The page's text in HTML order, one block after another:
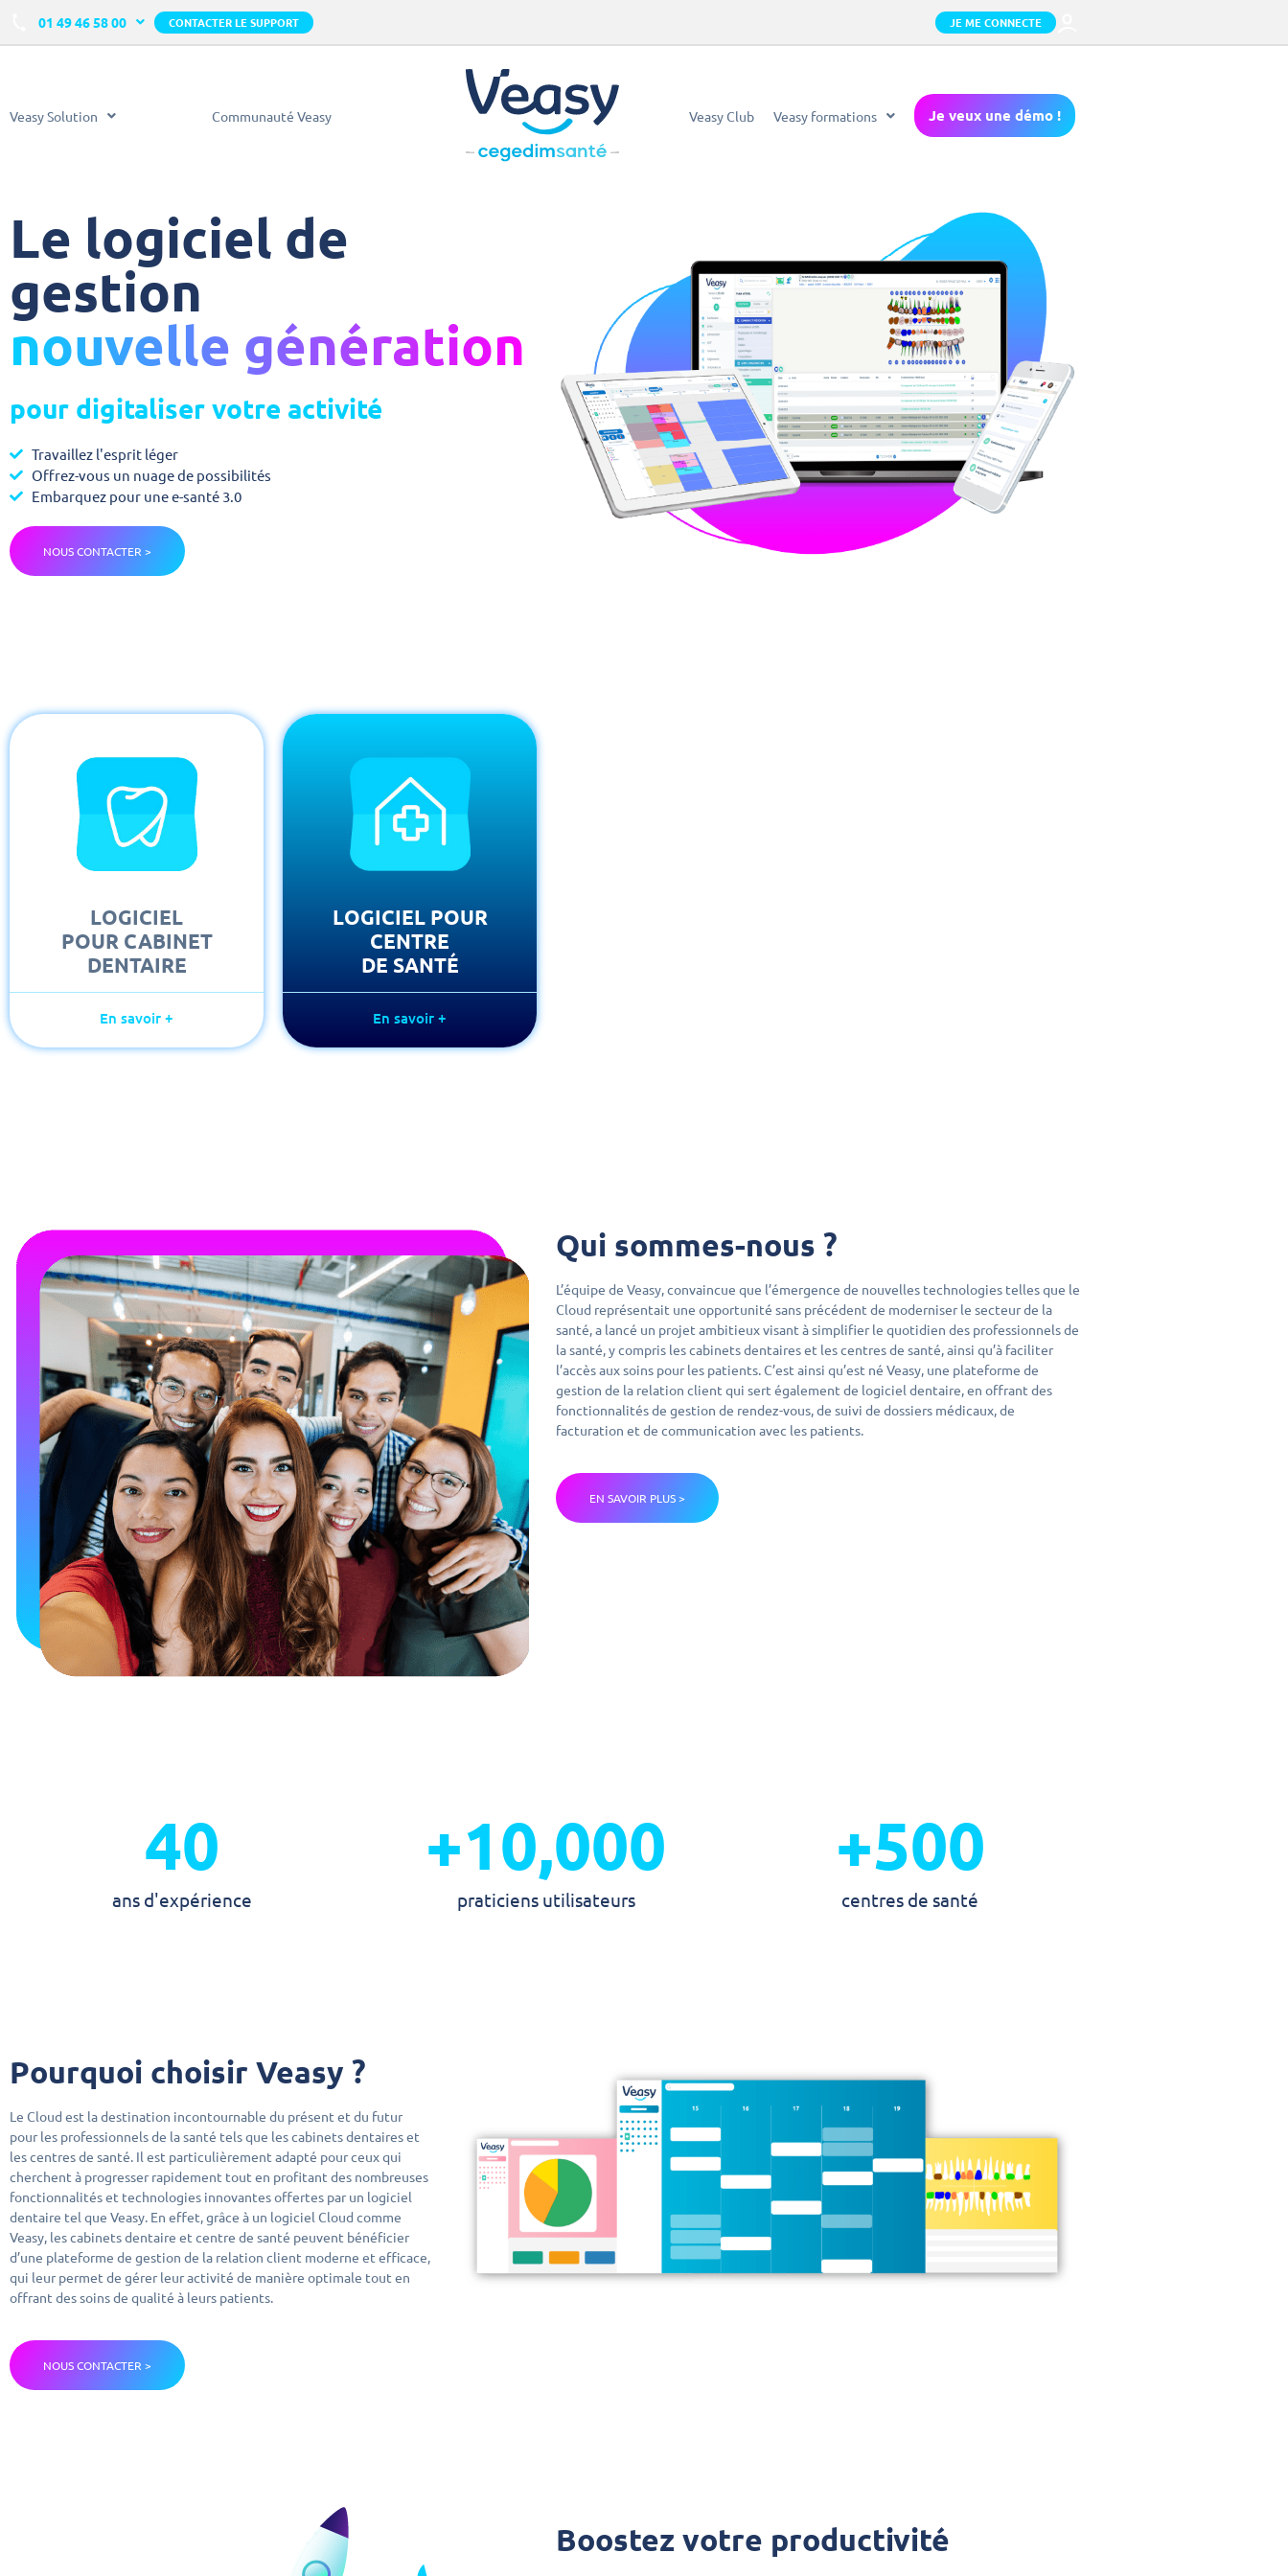
01 49 46 58 00 CONTACTER LE SUPPORT JE ME CONNECTE
Veasy Solution Communauté Veasy Veasy Club Veasy formations Je veux une démo !
Le logiciel de
gestion
nouvelle génération
pour digitaliser votre activité
Travaillez l'esprit léger
Offrez-vous un nuage de possibilités
Embarquez pour une e-santé 3.0
NOUS CONTACTER >
LOGICIEL
POUR CABINET
DENTAIRE
En savoir +
LOGICIEL POUR
CENTRE
DE SANTÉ
En savoir +
Qui sommes-nous ?
L’équipe de Veasy, convaincue que l’émergence de nouvelles technologies telles que le
Cloud représentait une opportunité sans précédent de moderniser le secteur de la
santé, a lancé un projet ambitieux visant à simplifier le quotidien des professionnels de
la santé, y compris les cabinets dentaires et les centres de santé, ainsi qu’à faciliter
l’accès aux soins pour les patients. C’est ainsi qu’est né Veasy, une plateforme de
gestion de la relation client qui sert également de logiciel dentaire, en offrant des
fonctionnalités de gestion de rendez-vous, de suivi de dossiers médicaux, de
facturation et de communication avec les patients.
EN SAVOIR PLUS >
ans d'expérience
40
praticiens utilisateurs
+10,000
centres de santé
+500
Pourquoi choisir Veasy ?
Le Cloud est la destination incontournable du présent et du futur
pour les professionnels de la santé tels que les cabinets dentaires et
les centres de santé. Il est particulièrement adapté pour ceux qui
cherchent à progresser rapidement tout en profitant des nombreuses
fonctionnalités et technologies innovantes offertes par un logiciel
dentaire tel que Veasy. En effet, grâce à un logiciel Cloud comme
Veasy, les cabinets dentaire et centre de santé peuvent bénéficier
d’une plateforme de gestion de la relation client moderne et efficace,
qui leur permet de gérer leur activité de manière optimale tout en
offrant des soins de qualité à leurs patients.
NOUS CONTACTER >
Boostez votre productivité